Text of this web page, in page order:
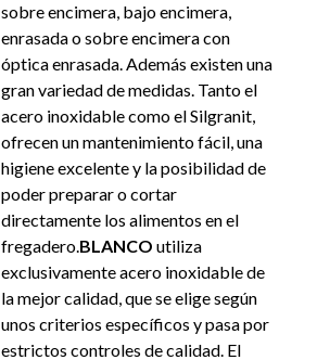
sobre encimera, bajo encimera,
enrasada o sobre encimera con
óptica enrasada. Además existen una
gran variedad de medidas. Tanto el
acero inoxidable como el Silgranit,
ofrecen un mantenimiento fácil, una
higiene excelente y la posibilidad de
poder preparar o cortar
directamente los alimentos en el
fregadero.BLANCO utiliza
exclusivamente acero inoxidable de
la mejor calidad, que se elige según
unos criterios específicos y pasa por
estrictos controles de calidad. El